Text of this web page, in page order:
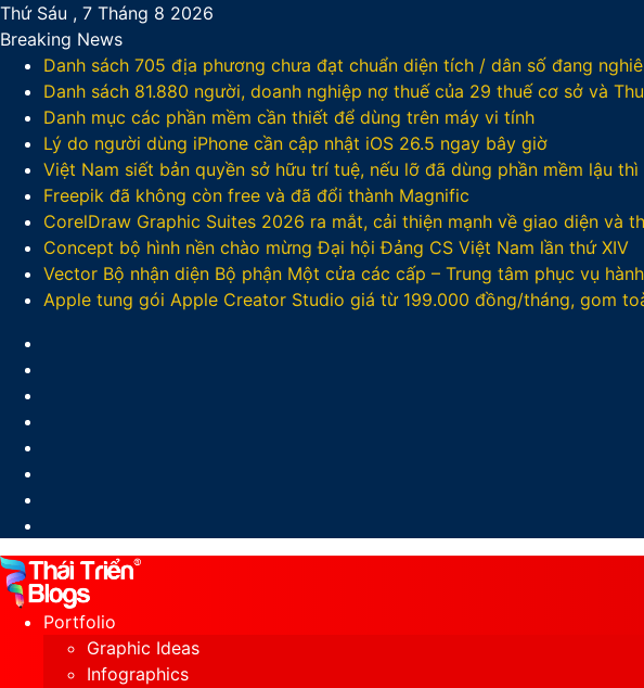
Thứ Sáu , 7 Tháng 8 2026
Breaking News
Danh sách 705 địa phương chưa đạt chuẩn diện tích / dân số đang
Danh sách 81.880‬ người, doanh nghiệp nợ thuế của 29 thuế cơ sở và
Danh mục các phần mềm cần thiết để dùng trên máy vi tính
Lý do người dùng iPhone cần cập nhật iOS 26.5 ngay bây giờ
Việt Nam siết bản quyền sở hữu trí tuệ, nếu lỡ đã dùng phần mềm lậu thì
Freepik đã không còn free và đã đổi thành Magnific
CorelDraw Graphic Suites 2026 ra mắt, cải thiện mạnh về giao diện và
Concept bộ hình nền chào mừng Đại hội Đảng CS Việt Nam lần thứ XIV
Vector Bộ nhận diện Bộ phận Một cửa các cấp – Trung tâm phục vụ
Apple tung gói Apple Creator Studio giá từ 199.000 đồng/tháng, gom
Portfolio
Graphic Ideas
Infographics